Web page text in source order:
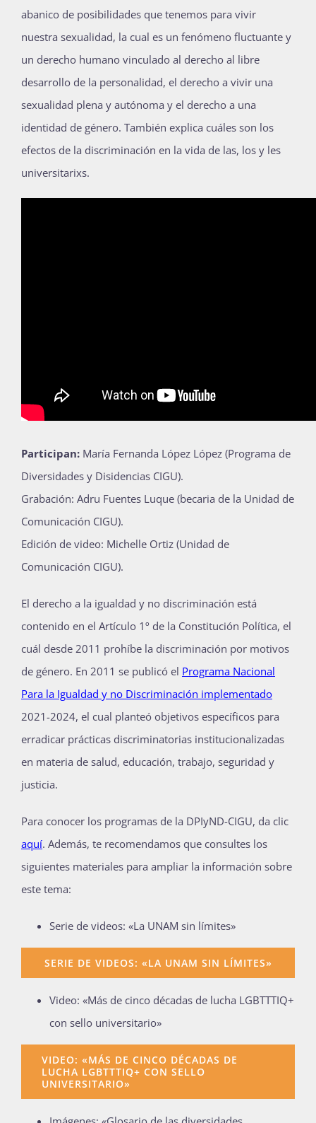
abanico de posibilidades que tenemos para vivir
nuestra sexualidad, la cual es un fenómeno fluctuante y
un derecho humano vinculado al derecho al libre
desarrollo de la personalidad, el derecho a vivir una
sexualidad plena y autónoma y el derecho a una
identidad de género. También explica cuáles son los
efectos de la discriminación en la vida de las, los y les
universitarixs.
Participan: María Fernanda López López (Programa de
Diversidades y Disidencias CIGU).
Grabación: Adru Fuentes Luque (becaria de la Unidad de
Comunicación CIGU).
Edición de video: Michelle Ortiz (Unidad de
Comunicación CIGU).
El derecho a la igualdad y no discriminación está
contenido en el Artículo 1º de la Constitución Política, el
cuál desde 2011 prohíbe la discriminación por motivos
de género. En 2011 se publicó el Programa Nacional
Para la Igualdad y no Discriminación implementado
2021-2024, el cual planteó objetivos específicos para
erradicar prácticas discriminatorias institucionalizadas
en materia de salud, educación, trabajo, seguridad y
justicia.
Para conocer los programas de la DPIyND-CIGU, da clic
aquí. Además, te recomendamos que consultes los
siguientes materiales para ampliar la información sobre
este tema:
Serie de videos: «La UNAM sin límites»
SERIE DE VIDEOS: «LA UNAM SIN LÍMITES»
Video: «Más de cinco décadas de lucha LGBTTTIQ+
con sello universitario»
VIDEO: «MÁS DE CINCO DÉCADAS DE
LUCHA LGBTTTIQ+ CON SELLO
UNIVERSITARIO»